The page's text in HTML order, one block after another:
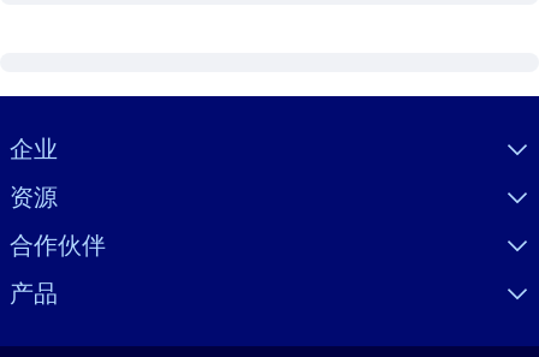
Visually hidden Text
企业
资源
合作伙伴
产品